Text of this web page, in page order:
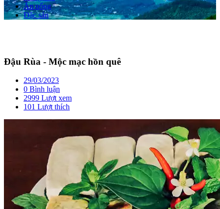
Ăn uống
Đặc sản
Đậu Rùa - Mộc mạc hồn quê
29/03/2023
0 Bình luận
2999 Lượt xem
101 Lượt thích